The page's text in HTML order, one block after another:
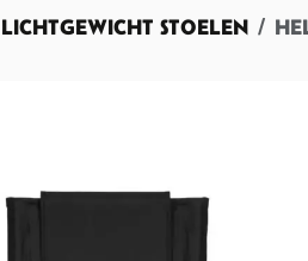
LICHTGEWICHT STOELEN